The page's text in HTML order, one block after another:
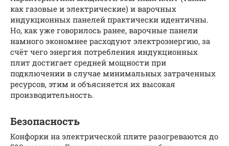
как газовые и электрические) и варочных
индукционных панелей практически идентичны.
Но, как уже говорилось ранее, варочные панели
намного экономнее расходуют электроэнергию, за
счёт чего энергия потребления индукционных
плит достигает средней мощности при
подключении в случае минимальных затраченных
ресурсов, этим и объясняется их высокая
производительность.
Безопасность
Конфорки на электрической плите разогреваются до